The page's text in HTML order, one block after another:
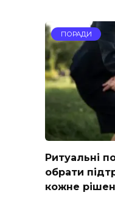
ПОРАДИ
Ритуальні
обрати
кожне